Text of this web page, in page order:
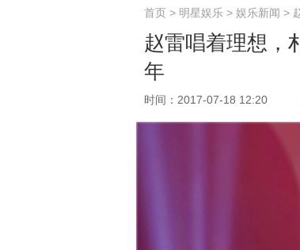
首页 > 明星娱乐 > 娱乐新闻 >
赵雷唱着理想，
年
时间：2017-07-18 12:20